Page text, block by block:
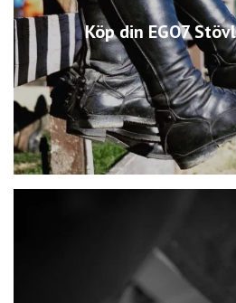
Köp din EGO7